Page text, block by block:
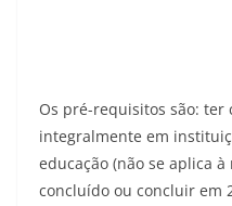
Os pré-requisitos são: ter
integralmente em
educação (não se aplica
concluído ou concluir em